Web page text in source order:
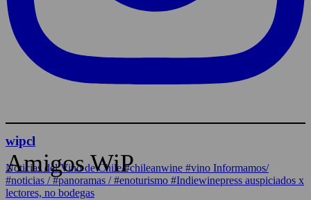
wipcl
Noticias del Vino de Chile/#chileanwine #vino Informamos/
#noticias / #panoramas / #enoturismo #Indiewinepress auspiciados x
lectores, no bodegas
Amigos WiP